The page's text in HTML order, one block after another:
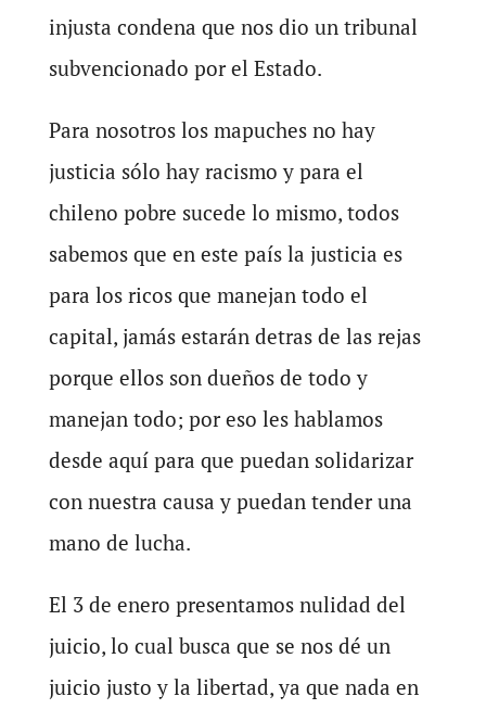
injusta condena que nos dio un tribunal
subvencionado por el Estado.
Para nosotros los mapuches no hay
justicia sólo hay racismo y para el
chileno pobre sucede lo mismo, todos
sabemos que en este país la justicia es
para los ricos que manejan todo el
capital, jamás estarán detras de las rejas
porque ellos son dueños de todo y
manejan todo; por eso les hablamos
desde aquí para que puedan solidarizar
con nuestra causa y puedan tender una
mano de lucha.
El 3 de enero presentamos nulidad del
juicio, lo cual busca que se nos dé un
juicio justo y la libertad, ya que nada en